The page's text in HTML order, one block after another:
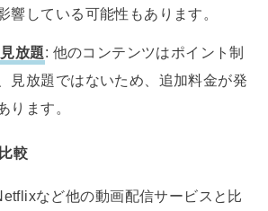
響している可能性もあります。
放題: 他のコンテンツはポイント制
見放題ではないため、追加料金が発
ります。
較
など他の動画配信サービスと比